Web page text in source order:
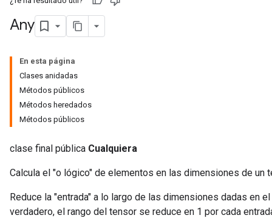
Any
En esta página
Clases anidadas
Métodos públicos
Métodos heredados
Métodos públicos
clase final pública Cualquiera
Calcula el "o lógico" de elementos en las dimensiones de un
Reduce la "entrada" a lo largo de las dimensiones dadas en
verdadero, el rango del tensor se reduce en 1 por cada